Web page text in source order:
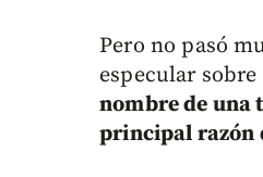
Pero no pasó
especular
nombre de una
principal razón